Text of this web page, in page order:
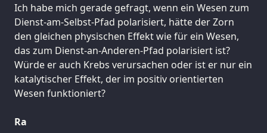
Ich habe mich gerade gefragt, wenn ein Wesen zum
Dienst-am-Selbst-Pfad polarisiert, hätte der Zorn
den gleichen physischen Effekt wie für ein Wesen,
das zum Dienst-an-Anderen-Pfad polarisiert ist?
Würde er auch Krebs verursachen oder ist er nur ein
katalytischer Effekt, der im positiv orientierten
Wesen funktioniert?
Ra